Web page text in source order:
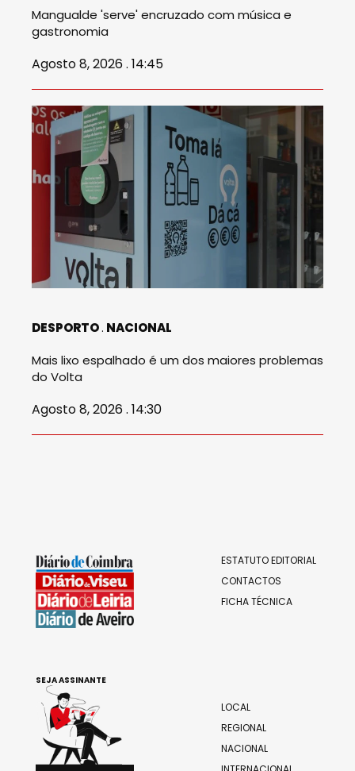
Mangualde 'serve' encruzado com música e
gastronomia
Agosto 8, 2026 . 14:45
DESPORTO NACIONAL
Mais lixo espalhado é um dos maiores problemas
do Volta
Agosto 8, 2026 . 14:30
ESTATUTO EDITORIAL
CONTACTOS
FICHA TÉCNICA
LOCAL
REGIONAL
NACIONAL
SEJA ASSINANTE